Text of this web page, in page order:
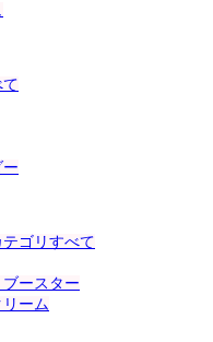
ゴリすべて
ースター
ーム